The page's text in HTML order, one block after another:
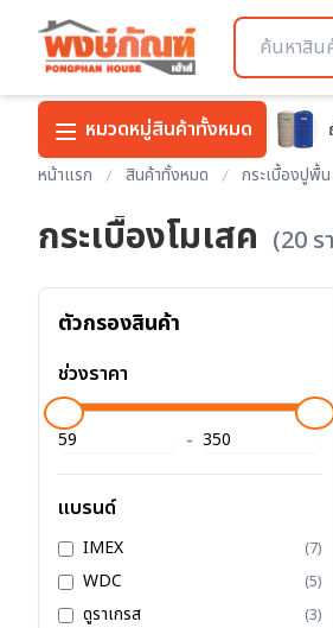
หมวดหมู่สินค้าทั้งหมด
หน้าแรก
สินค้าทั้งหมด กระเบื้องปูพื้
กระเบื้องโมเสค (20 ร
ตัวกรองสินค้า
ช่วงราคา
-
แบรนด์
IMEX (7)
WDC (5)
ดูราเกรส (3)